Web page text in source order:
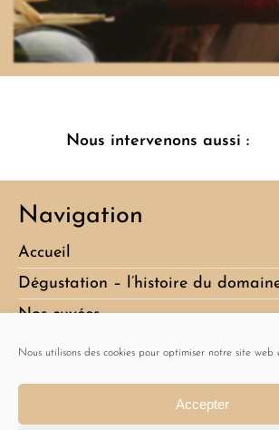
Nous utilisons des cookies pour optimiser notre site web
Accepter
Nous intervenons aussi :
Navigation
Accueil
Dégustation – l’histoire du
Nos cuvées
Album